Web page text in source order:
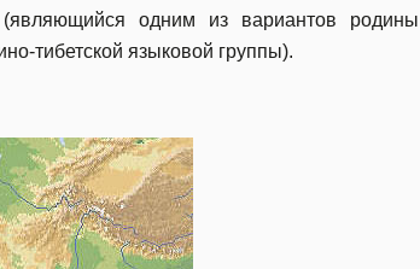
одним из вариантов родины
тибетской языковой группы).